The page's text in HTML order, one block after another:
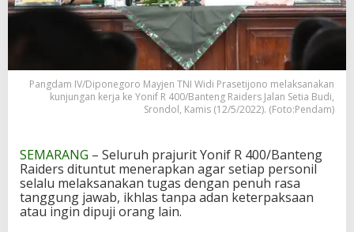
Pangdam IV/Diponegoro Mayjen TNI Widi Prasetijono melaksanakan
kunjungan kerja ke Yonif R 400/Banteng Raiders Jalan Setia Budi,
Srondol, Kamis (12/5/2022). (Foto:Pendam)
SEMARANG – Seluruh prajurit Yonif R 400/Banteng
Raiders dituntut menerapkan agar setiap personil
selalu melaksanakan tugas dengan penuh rasa
tanggung jawab, ikhlas tanpa adan keterpaksaan
atau ingin dipuji orang lain.